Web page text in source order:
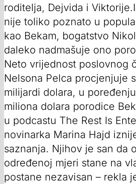
roditelja, Dejvida i
nije toliko poznato u
kao Bekam, bogatstvo
daleko nadmašuje ono
Neto vrijednost poslovnog
Nelsona Pelca procjenjuje
milijardi dolara, u
miliona dolara porodice
u podcastu The Rest Is
novinarka Marina Hajd
saznanja. Njihov je san da
određenoj mjeri stane na
postane nezavisan – rekla